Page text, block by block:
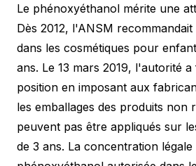
Le phénoxyéthanol mérite une
Dès 2012, l'ANSM
dans les cosmétiques pour
ans. Le 13 mars 2019, l'autorité
position en imposant aux
les emballages des produits non
peuvent pas être appliqués sur
de 3 ans. La concentration légale